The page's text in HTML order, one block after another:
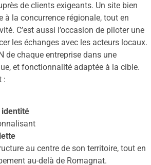
de clients exigeants. Un site bien
la concurrence régionale, tout en
C’est aussi l’occasion de piloter une
les échanges avec les acteurs locaux.
de chaque entreprise dans une
et fonctionnalité adaptée à la cible.
:
au centre de son territoire, tout en
au-delà de Romagnat.